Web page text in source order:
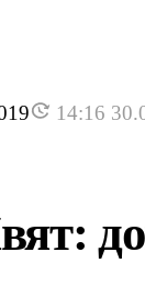
14:16